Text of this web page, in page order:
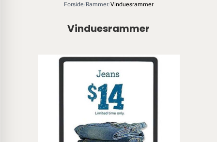
Forside/Rammer/Vinduesrammer
Vinduesrammer